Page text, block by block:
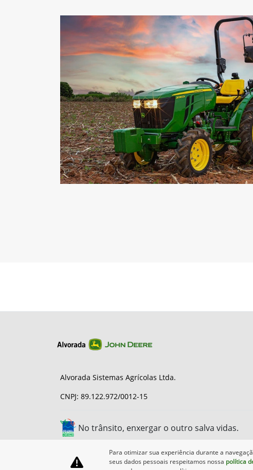
Alvorada Sistemas Agrícolas Ltda.
CNPJ: 89.122.972/0012-15
No trânsito, enxergar o outro salva vidas.
Para otimizar sua experiência durante a
seus dados pessoais respeitamos nossa política